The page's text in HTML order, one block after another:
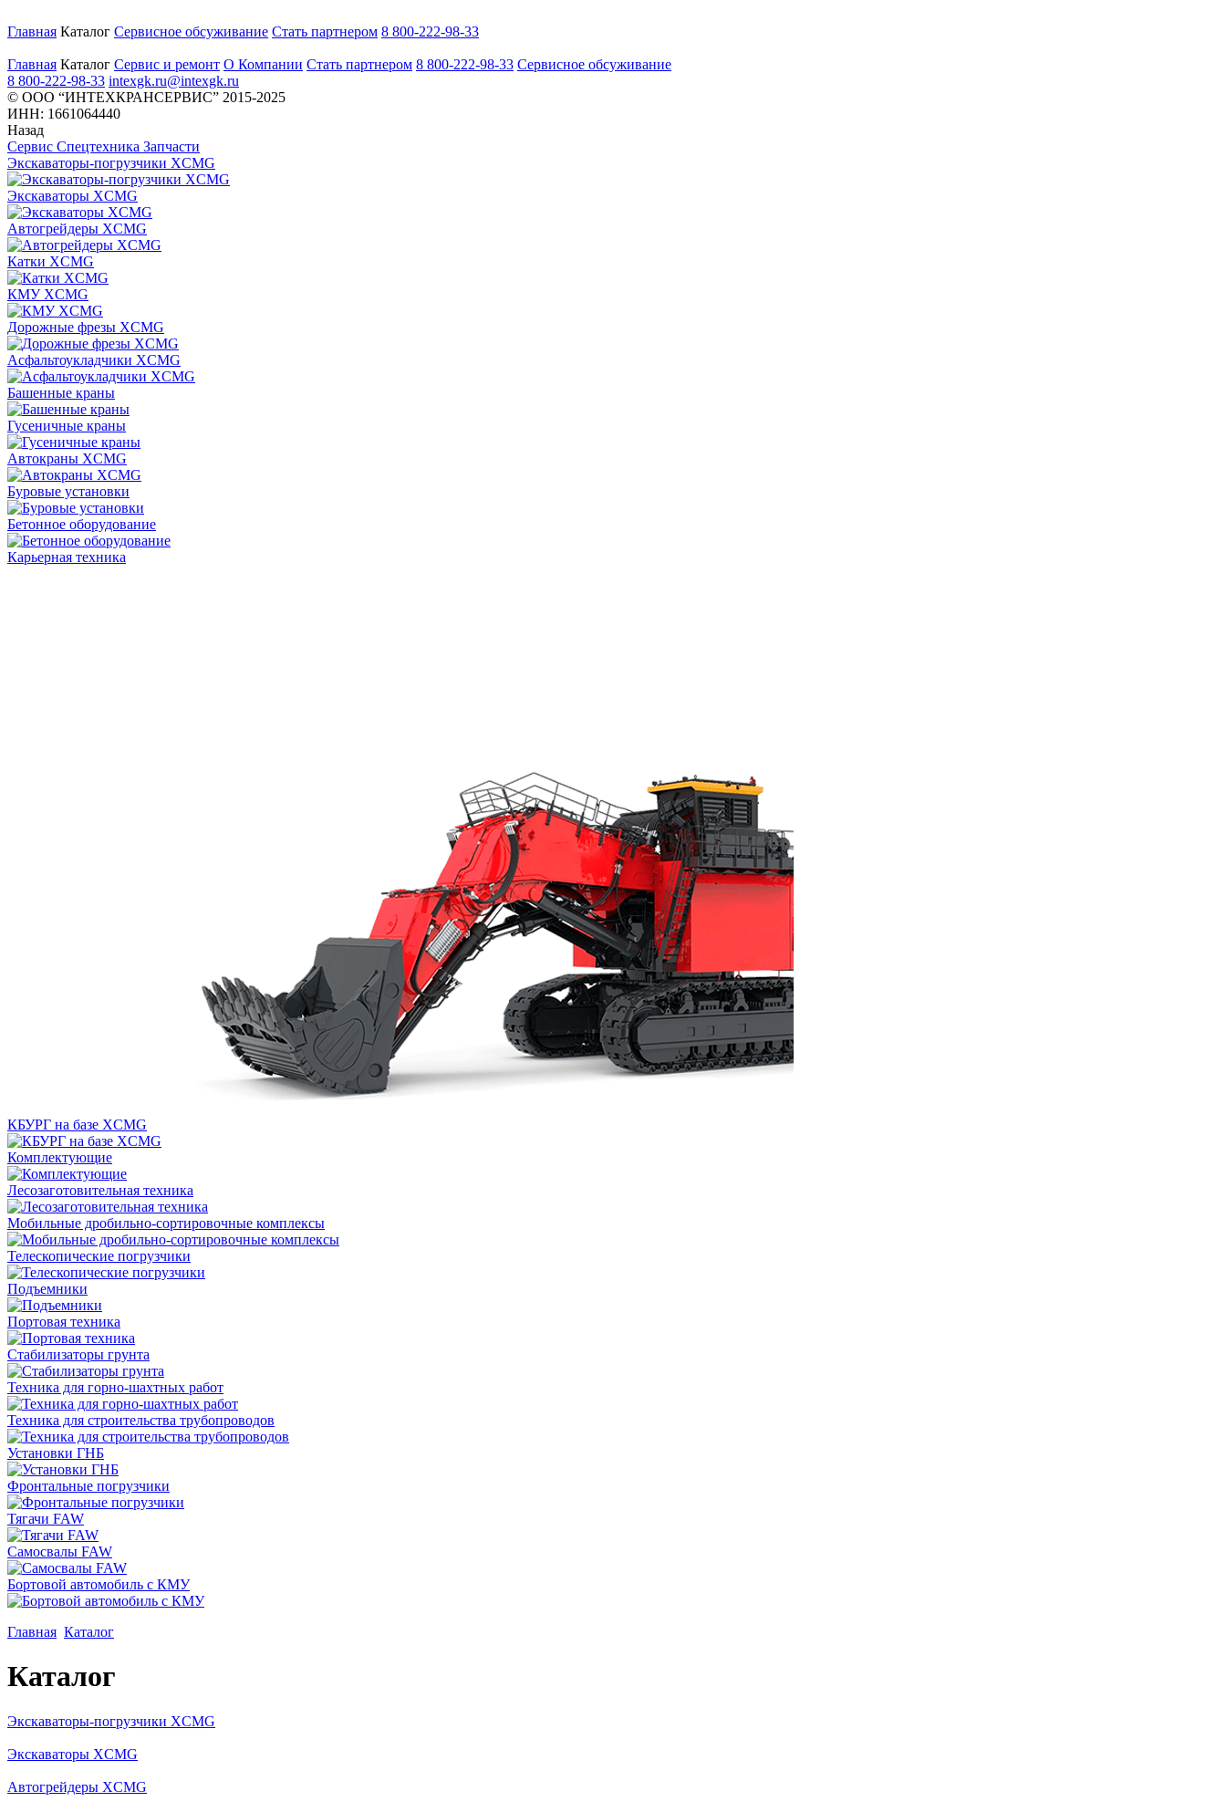
Главная Каталог Сервисное обсуживание Стать партнером 8 800-222-98-33
Главная Каталог Сервис и ремонт О Компании Стать партнером 8 800-222-98-33 Сервисное обсуживание
8 800-222-98-33 intexgk.ru@intexgk.ru
© ООО “ИНТЕХКРАНСЕРВИС” 2015-2025
ИНН: 1661064440
Назад
Сервис Спецтехника Запчасти
Экскаваторы-погрузчики XCMG
Экскаваторы XCMG
Автогрейдеры XCMG
Катки XCMG
КМУ XCMG
Дорожные фрезы XCMG
Асфальтоукладчики XCMG
Башенные краны
Гусеничные краны
Автокраны XCMG
Буровые установки
Бетонное оборудование
Карьерная техника
КБУРГ на базе XCMG
Комплектующие
Лесозаготовительная техника
Мобильные дробильно-сортировочные комплексы
Телескопические погрузчики
Подъемники
Портовая техника
Стабилизаторы грунта
Техника для горно-шахтных работ
Техника для строительства трубопроводов
Установки ГНБ
Фронтальные погрузчики
Тягачи FAW
Самосвалы FAW
Бортовой автомобиль с КМУ
Главная Каталог
Каталог
Экскаваторы-погрузчики XCMG
Экскаваторы XCMG
Автогрейдеры XCMG